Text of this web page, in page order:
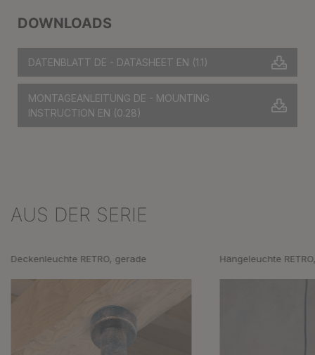
DOWNLOADS
DATENBLATT DE - DATASHEET EN (1.1)
MONTAGEANLEITUNG DE - MOUNTING
INSTRUCTION EN (0.28)
Produktgalerie überspringen
AUS DER SERIE
Deckenleuchte RETRO, gerade Hängeleuchte